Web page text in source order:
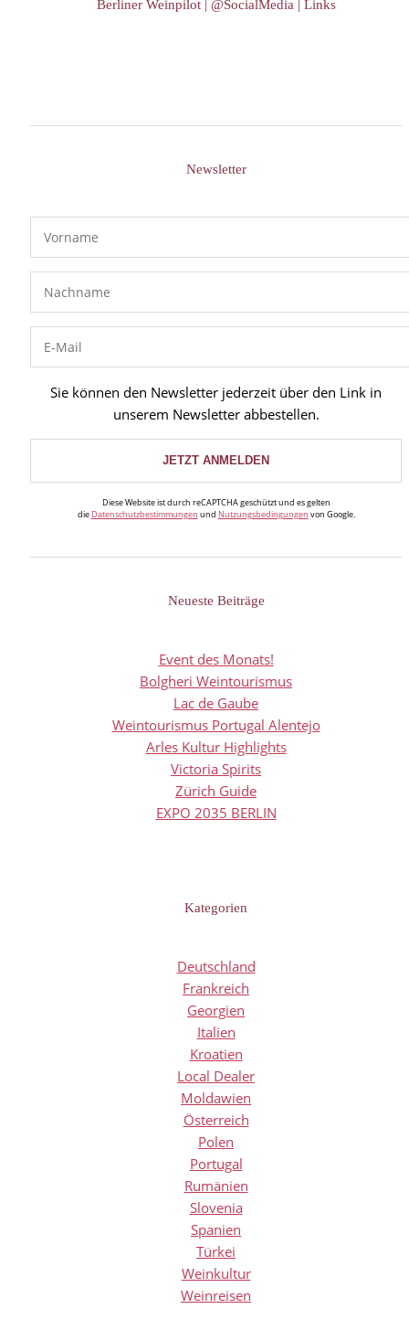
Berliner Weinpilot | @SocialMedia | Links
Newsletter
Sie können den Newsletter jederzeit über den Link in
unserem Newsletter abbestellen.
Diese Website ist durch reCAPTCHA geschützt und es gelten
die Datenschutzbestimmungen und Nutzungsbedingungen von Google.
Neueste Beiträge
Event des Monats!
Bolgheri Weintourismus
Lac de Gaube
Weintourismus Portugal Alentejo
Arles Kultur Highlights
Victoria Spirits
Zürich Guide
EXPO 2035 BERLIN
Kategorien
Deutschland
Frankreich
Georgien
Italien
Kroatien
Local Dealer
Moldawien
Österreich
Polen
Portugal
Rumänien
Slovenia
Spanien
Türkei
Weinkultur
Weinreisen